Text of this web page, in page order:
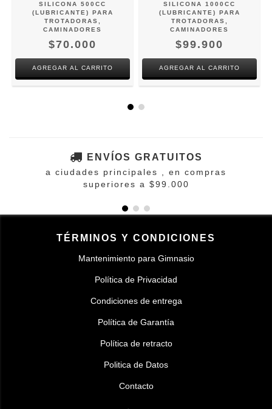
SILICONA 500CC
(LUBRICANTE) PARA
TROTADORAS,
CAMINADORES
$70.000
SILICONA 1000CC
(LUBRICANTE) PARA
TROTADORAS,
CAMINADORES
$99.900
ENVÍOS GRATUITOS
a ciudades principales , en compras
superiores a $99.000
TÉRMINOS Y CONDICIONES
Mantenimiento para Gimnasio
Política de Privacidad
Condiciones de entrega
Política de Garantía
Política de retracto
Politica de Datos
Contacto